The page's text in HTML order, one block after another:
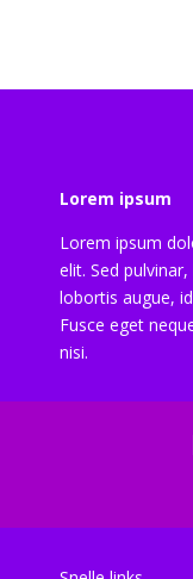
Lorem ipsum
Lorem ipsum
elit. Sed
lobortis augue,
Fusce eget
nisi.